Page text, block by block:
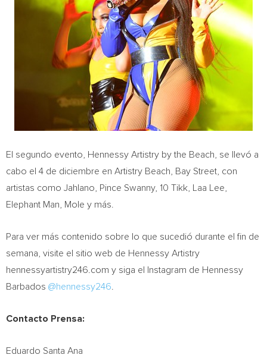
El segundo evento, Hennessy Artistry by the Beach, se llevó a
cabo el 4 de diciembre en Artistry Beach, Bay Street, con
artistas como Jahlano, Pince Swanny, 10 Tikk,
Laa Lee
Elephant Man, Mole y más.
Para ver más contenido sobre lo que sucedió durante el fin de
semana, visite el sitio web de Hennessy Artistry
hennessyartistry246.com y siga el Instagram de Hennessy
Barbados @hennessy246
Contacto Prensa:
Eduardo Santa Ana